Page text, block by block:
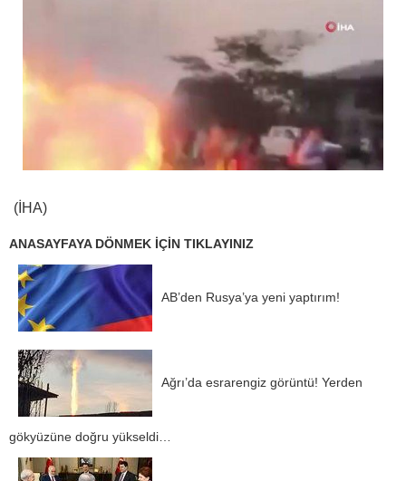
(İHA)
ANASAYFAYA DÖNMEK İÇİN TIKLAYINIZ
AB’den Rusya’ya yeni yaptırım!
Ağrı’da esrarengiz görüntü! Yerden
gökyüzüne doğru yükseldi…